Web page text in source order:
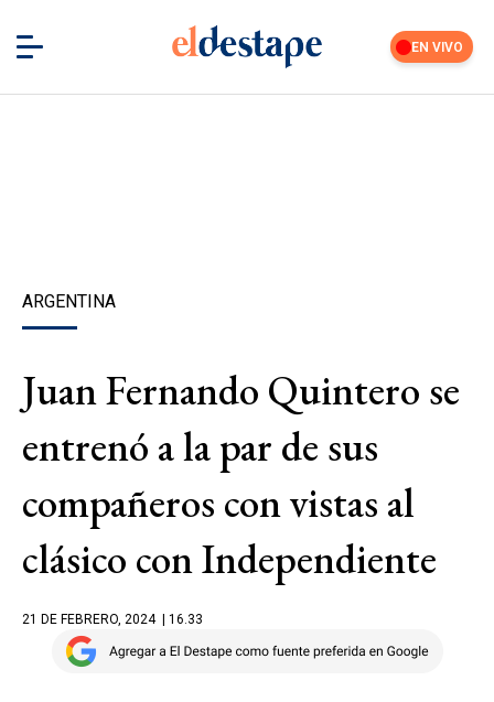
EN VIVO
ARGENTINA
Juan Fernando Quintero se
entrenó a la par de sus
compañeros con vistas al
clásico con Independiente
21 DE FEBRERO, 2024 | 16.33